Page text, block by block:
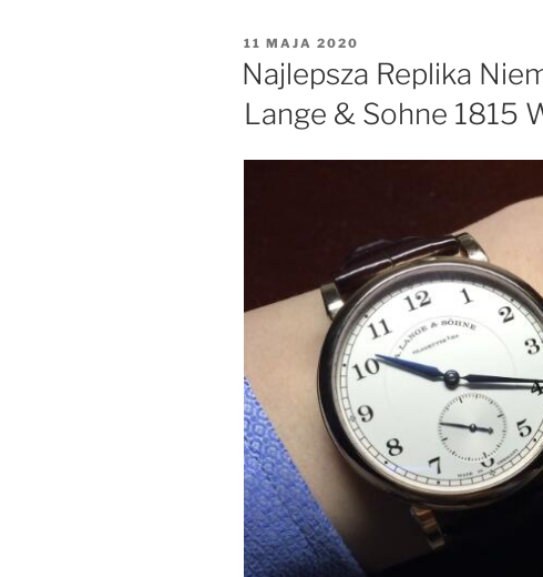
OPUBLIKOWANE
W
11 MAJA 2020
Najlepsza Replika
Lange & Sohne 1815